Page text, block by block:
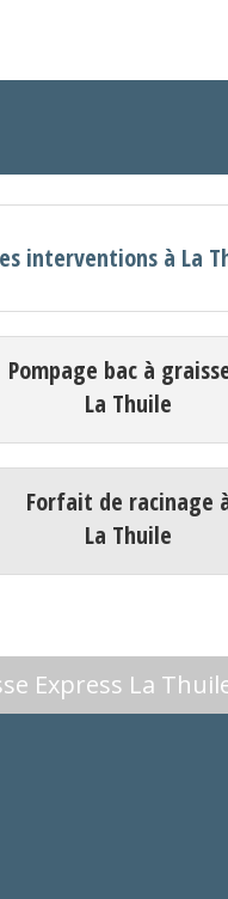
interventions à La
Pompage bac à
La Thuile
Forfait de racinage
La Thuile
Express La